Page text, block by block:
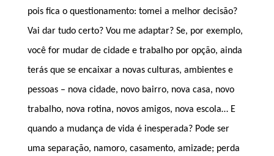
pois fica o questionamento: tomei a melhor decisão?
Vai dar tudo certo? Vou me adaptar? Se, por exemplo,
você for mudar de cidade e trabalho por opção, ainda
terás que se encaixar a novas culturas, ambientes e
pessoas – nova cidade, novo bairro, nova casa, novo
trabalho, nova rotina, novos amigos, nova escola… E
quando a mudança de vida é inesperada? Pode ser
uma separação, namoro, casamento, amizade; perda